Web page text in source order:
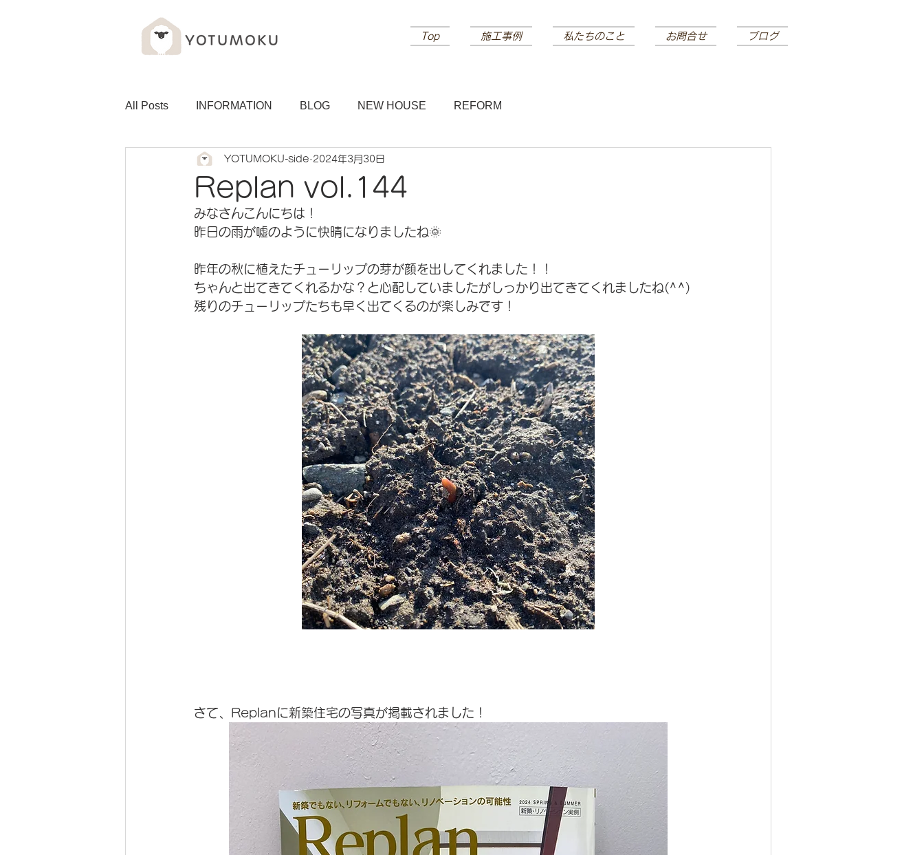
Top 施工事例 私たちのこと お問合せ ブログ
All Posts INFORMATION BLOG NEW HOUSE REFORM
Replan vol.144
YOTUMOKU-side 2024年3月30日
みなさんこんにちは！
昨日の雨が嘘のように快晴になりましたね🌞
昨年の秋に植えたチューリップの芽が顔を出してくれました！！
ちゃんと出てきてくれるかな？と心配していましたがしっかり出てきてくれましたね(^^)
残りのチューリップたちも早く出てくるのが楽しみです！
さて、Replanに新築住宅の写真が掲載されました！